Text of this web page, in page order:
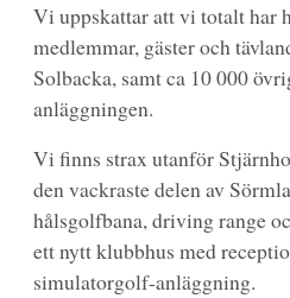
Vi uppskattar att vi totalt har
medlemmar, gäster och
Solbacka, samt ca 10 000
anläggningen.
Vi finns strax utanför
den vackraste delen av
hålsgolfbana, driving range
ett nytt klubbhus med
simulatorgolf-anläggning.